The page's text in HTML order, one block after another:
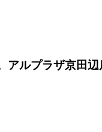
アルプラザ京田辺